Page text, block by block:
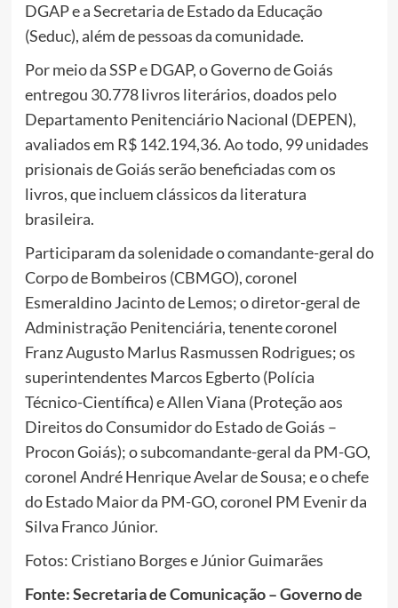
DGAP e a Secretaria de Estado da Educação
(Seduc), além de pessoas da comunidade.
Por meio da SSP e DGAP, o Governo de Goiás
entregou 30.778 livros literários, doados pelo
Departamento Penitenciário Nacional (DEPEN),
avaliados em R$ 142.194,36. Ao todo, 99 unidades
prisionais de Goiás serão beneficiadas com os
livros, que incluem clássicos da literatura
brasileira.
Participaram da solenidade o comandante-geral do
Corpo de Bombeiros (CBMGO), coronel
Esmeraldino Jacinto de Lemos; o diretor-geral de
Administração Penitenciária, tenente coronel
Franz Augusto Marlus Rasmussen Rodrigues; os
superintendentes Marcos Egberto (Polícia
Técnico-Científica) e Allen Viana (Proteção aos
Direitos do Consumidor do Estado de Goiás –
Procon Goiás); o subcomandante-geral da PM-GO,
coronel André Henrique Avelar de Sousa; e o chefe
do Estado Maior da PM-GO, coronel PM Evenir da
Silva Franco Júnior.
Fotos: Cristiano Borges e Júnior Guimarães
Fonte: Secretaria de Comunicação – Governo de